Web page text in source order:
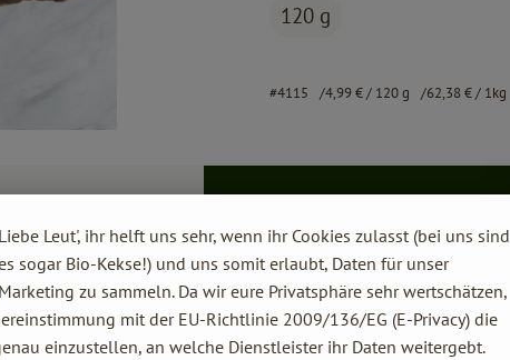
120 g
#4115 4,99 €/ 120 g 62,38 €/ 1kg
Liebe Leut', ihr helft uns sehr, wenn ihr Cookies zulasst (bei uns sind
sogar Bio-Kekse!) und uns somit erlaubt, Daten für unser
Marketing zu sammeln. Da wir eure Privatsphäre sehr wertschätzen,
mit der EU-Richtlinie 2009/136/EG (E-Privacy) die
einzustellen, an welche Dienstleister ihr Daten weitergebt.